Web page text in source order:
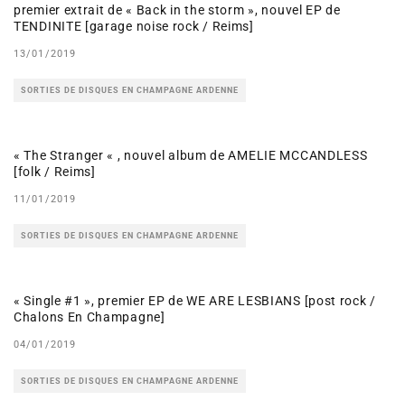
premier extrait de « Back in the storm », nouvel EP de
TENDINITE [garage noise rock / Reims]
13/01/2019
SORTIES DE DISQUES EN CHAMPAGNE ARDENNE
« The Stranger « , nouvel album de AMELIE MCCANDLESS
[folk / Reims]
11/01/2019
SORTIES DE DISQUES EN CHAMPAGNE ARDENNE
« Single #1 », premier EP de WE ARE LESBIANS [post rock /
Chalons En Champagne]
04/01/2019
SORTIES DE DISQUES EN CHAMPAGNE ARDENNE